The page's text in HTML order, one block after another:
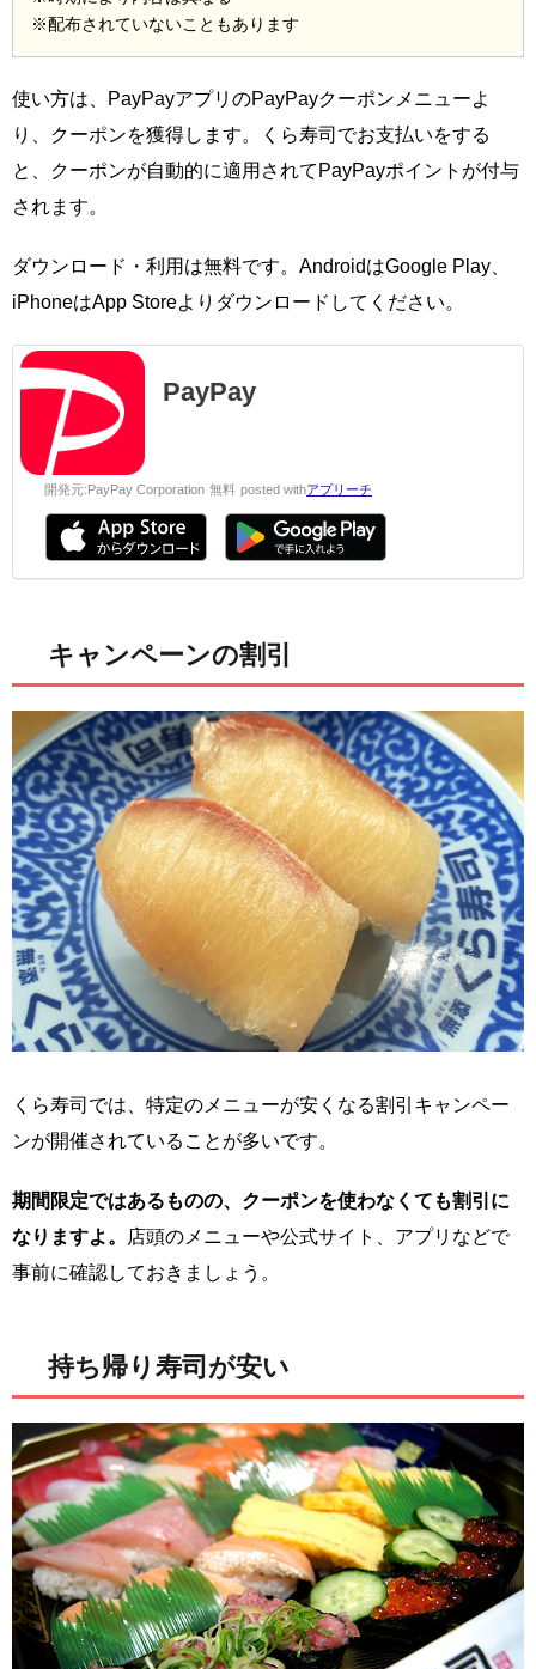
※配布されていないこともあります
使い方は、PayPayアプリのPayPayクーポンメニューよ
り、クーポンを獲得します。くら寿司でお支払いをする
と、クーポンが自動的に適用されてPayPayポイントが付与
されます。
ダウンロード・利用は無料です。AndroidはGoogle Play、
iPhoneはApp Storeよりダウンロードしてください。
PayPay
開発元:PayPay Corporation 無料 posted withアプリーチ
キャンペーンの割引
くら寿司では、特定のメニューが安くなる割引キャンペー
ンが開催されていることが多いです。
期間限定ではあるものの、クーポンを使わなくても割引に
なりますよ。
店頭のメニューや公式サイト、アプリなどで
事前に確認しておきましょう。
持ち帰り寿司が安い